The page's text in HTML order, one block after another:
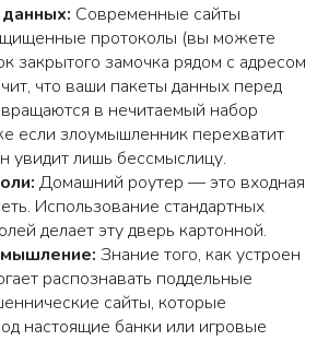
Современные сайты
протоколы (вы можете
закрытого замочка рядом с адресом
что ваши пакеты данных перед
в нечитаемый набор
если злоумышленник перехватит
увидит лишь бессмыслицу.
Домашний роутер — это входная
Использование стандартных
делает эту дверь картонной.
Знание того, как устроен
распознавать поддельные
сайты, которые
настоящие банки или игровые